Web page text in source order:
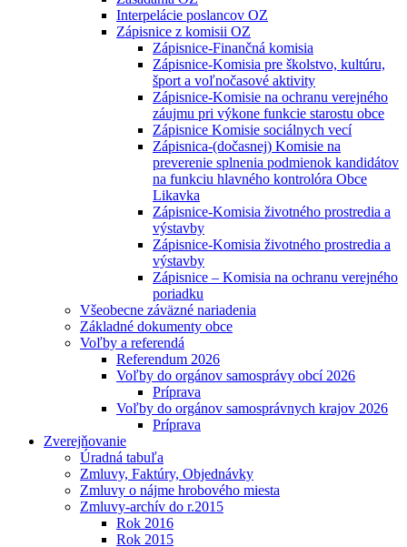
Interpelácie poslancov OZ
Zápisnice z komisii OZ
Zápisnice-Finančná komisia
Zápisnice-Komisia pre školstvo, kultúru,
šport a voľnočasové aktivity
Zápisnice-Komisie na ochranu verejného
záujmu pri výkone funkcie starostu obce
Zápisnice Komisie sociálnych vecí
Zápisnica-(dočasnej) Komisie na
preverenie splnenia podmienok kandidátov
na funkciu hlavného kontrolóra Obce
Likavka
Zápisnice-Komisia životného prostredia a
výstavby
Zápisnice-Komisia životného prostredia a
výstavby
Zápisnice – Komisia na ochranu verejného
poriadku
Všeobecne záväzné nariadenia
Základné dokumenty obce
Voľby a referendá
Referendum 2026
Voľby do orgánov samosprávy obcí 2026
Príprava
Voľby do orgánov samosprávnych krajov 2026
Príprava
Zverejňovanie
Úradná tabuľa
Zmluvy, Faktúry, Objednávky
Zmluvy o nájme hrobového miesta
Zmluvy-archív do r.2015
Rok 2016
Rok 2015